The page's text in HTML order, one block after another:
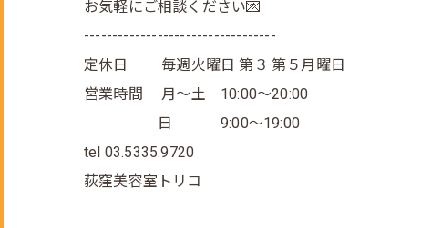
お気軽にご相談ください💌
----------------------------------
定休日 毎週火曜日 第３·第５月曜日
営業時間 月～土 10:00～20:00
日 9:00～19:00
tel 03.5335.9720
荻窪美容室トリコ